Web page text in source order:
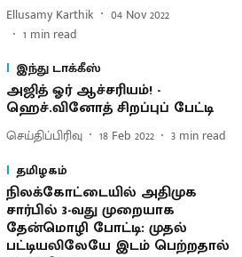
Ellusamy Karthik
04 Nov 2022
1 min read
இந்து டாக்கீஸ்
அஜித் ஓர் ஆச்சரியம்! -
ஹெச்.வினோத் சிறப்புப் பேட்டி
செய்திப்பிரிவு 18 Feb 2022 3 min read
தமிழகம்
நிலக்கோட்டையில் அதிமுக
சார்பில் 3-வது முறையாக
தேன்மொழி போட்டி: முதல்
பட்டியலிலேயே இடம் பெற்றதால்